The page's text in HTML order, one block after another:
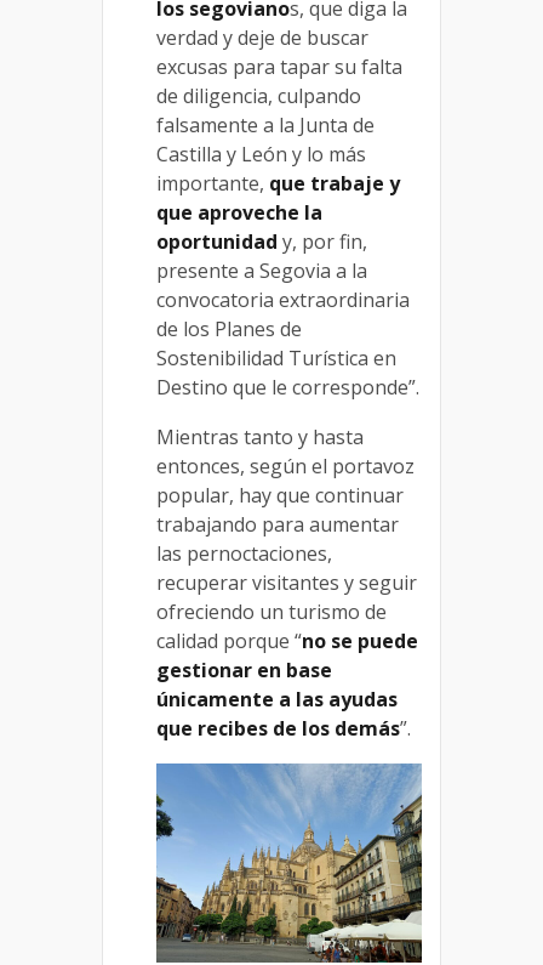
los segovianos, que diga la
verdad y deje de buscar
excusas para tapar su falta
de diligencia, culpando
falsamente a la Junta de
Castilla y León y lo más
importante, que trabaje y
que aproveche la
oportunidad y, por fin,
presente a Segovia a la
convocatoria extraordinaria
de los Planes de
Sostenibilidad Turística en
Destino que le corresponde”.
Mientras tanto y hasta
entonces, según el portavoz
popular, hay que continuar
trabajando para aumentar
las pernoctaciones,
recuperar visitantes y seguir
ofreciendo un turismo de
calidad porque “no se puede
gestionar en base
únicamente a las ayudas
que recibes de los demás”.